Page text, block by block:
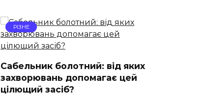
РІЗНЕ
Сабельник болотний: від яких
захворювань допомагає цей
цілющий засіб?